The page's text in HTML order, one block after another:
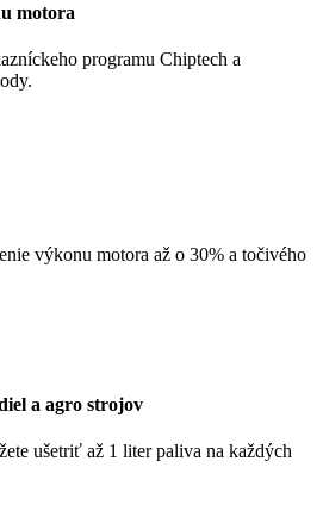
motora
programu Chiptech a
výkonu motora až o 30% a točivého
a agro strojov
ušetriť až 1 liter paliva na každých